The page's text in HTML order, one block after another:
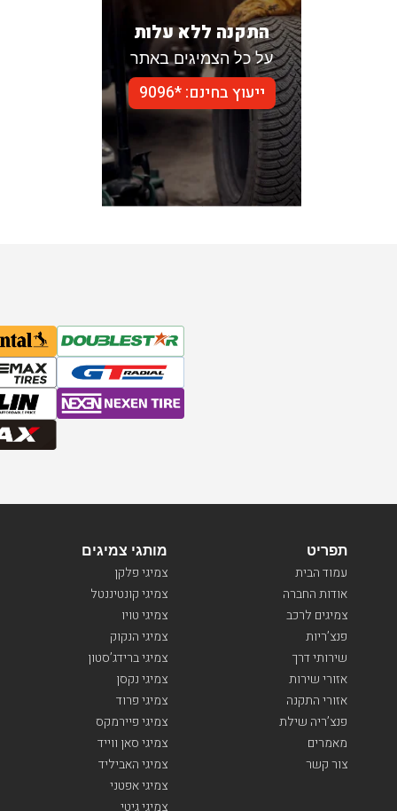
התקנה ללא עלות
על כל הצמיגים באתר
ייעוץ בחינם: *9096
מותגי צמיגים
צמיגי פלקן
צמיגי קונטיננטל
צמיגי טויו
צמיגי הנקוק
צמיגי ברידג’סטון
צמיגי נקסן
צמיגי פרוד
צמיגי פיירמקס
צמיגי סאן ווייד
צמיגי האביליד
צמיגי אפטני
צמיגי גיטי
תפריט
עמוד הבית
אודות החברה
צמיגים לרכב
פנצ’ריות
שירותי דרך
אזורי שירות
אזורי התקנה
פנצ’ריה שילת
מאמרים
צור קשר